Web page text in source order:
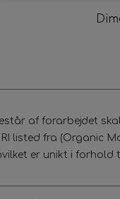
af forarbejdet
listed fra (Organic
er unikt i forhold